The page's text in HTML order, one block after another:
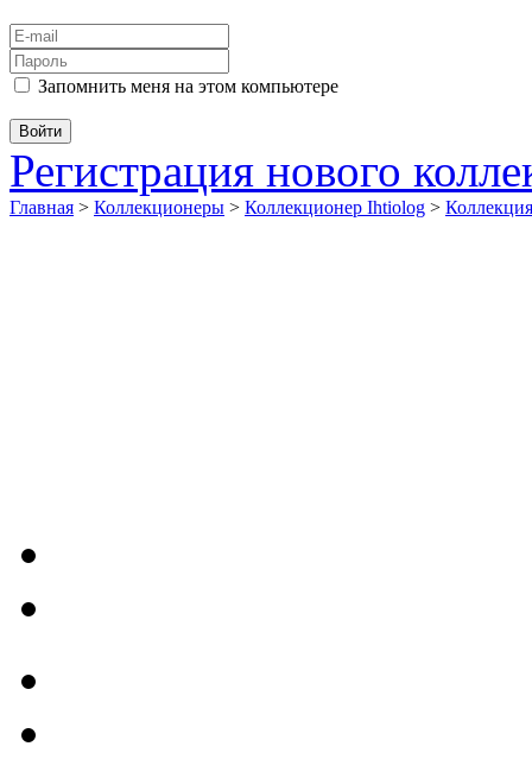
Запомнить меня на этом компьютере
Регистрация нового
Главная > Коллекционеры > Коллекционер Ihtiolog >